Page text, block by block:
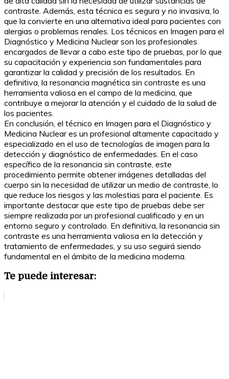
contraste. Además, esta técnica es segura y no invasiva, lo
que la convierte en una alternativa ideal para pacientes con
alergias o problemas renales. Los técnicos en Imagen para el
Diagnóstico y Medicina Nuclear son los profesionales
encargados de llevar a cabo este tipo de pruebas, por lo que
su capacitación y experiencia son fundamentales para
garantizar la calidad y precisión de los resultados. En
definitiva, la resonancia magnética sin contraste es una
herramienta valiosa en el campo de la medicina, que
contribuye a mejorar la atención y el cuidado de la salud de
los pacientes.
En conclusión, el técnico en Imagen para el Diagnóstico y
Medicina Nuclear es un profesional altamente capacitado y
especializado en el uso de tecnologías de imagen para la
detección y diagnóstico de enfermedades. En el caso
específico de la resonancia sin contraste, este
procedimiento permite obtener imágenes detalladas del
cuerpo sin la necesidad de utilizar un medio de contraste, lo
que reduce los riesgos y las molestias para el paciente. Es
importante destacar que este tipo de pruebas debe ser
siempre realizada por un profesional cualificado y en un
entorno seguro y controlado. En definitiva, la resonancia sin
contraste es una herramienta valiosa en la detección y
tratamiento de enfermedades, y su uso seguirá siendo
fundamental en el ámbito de la medicina moderna.
Te puede interesar: